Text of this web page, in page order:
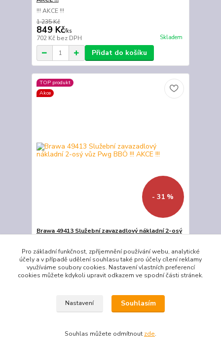
!!! AKCE !!!
1 235 Kč
849 Kč/ks
702 Kč bez DPH Skladem
Přidat do košíku
TOP produkt
Akce
- 31 %
Brawa 49413 Služební zavazadlový nákladní 2-osý
!!! AKCE !!!
1 527 Kč
1 059 Kč/ks
875 Kčbez DPH Skladem
Pro základní funkčnost, zpříjemnění používání webu, analytické
účely a v případě udělení souhlasu také pro účely cílení reklamy
využíváme soubory cookies. Nastavení vlastních preferencí
cookies můžete kdykoli upravit odkazem ve spodní části stránek.
Nastavení Souhlasím
Souhlas můžete odmítnout zde.